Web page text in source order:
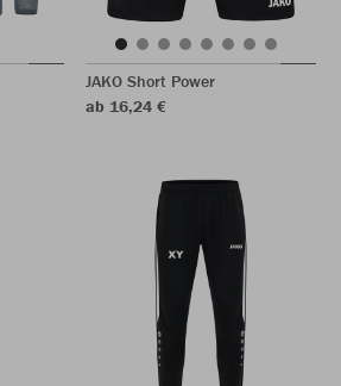
JAKO Short Power
ab 16,24 €